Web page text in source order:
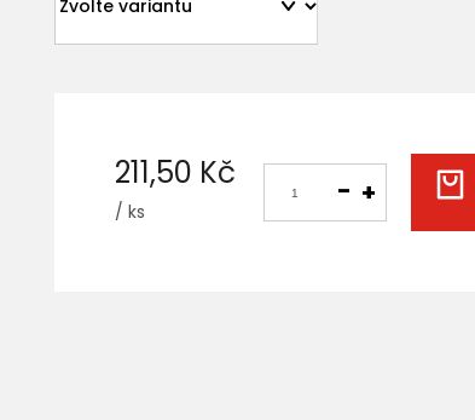
211,50 Kč
/ ks